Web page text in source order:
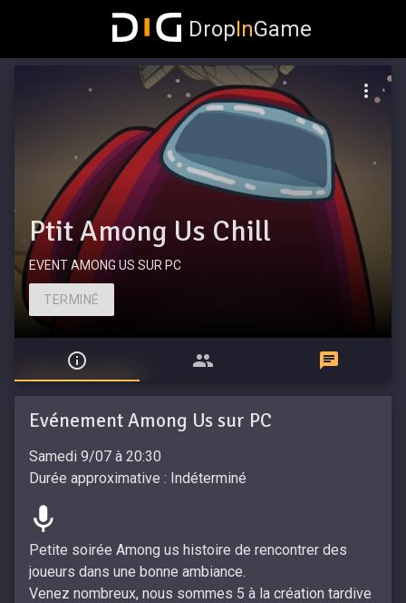
DropInGame
Ptit Among Us Chill
EVENT AMONG US SUR PC
TERMINÉ
Evénement Among Us sur PC
Samedi 9/07 à 20:30
Durée approximative : Indéterminé
Petite soirée Among us histoire de rencontrer des
joueurs dans une bonne ambiance.
Venez nombreux, nous sommes 5 à la création tardive